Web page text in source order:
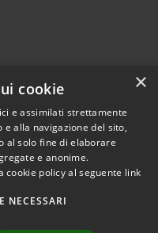
Copyright © 2026 • Comune di
Silvi • Powered by
×
cookie
e assimilati strettamente
alla navigazione del sito,
al solo fine di elaborare
e anonime.
cookie policy al seguente link
NECESSARI